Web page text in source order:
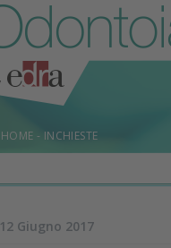
HOME - INCHIESTE
12 Giugno 2017